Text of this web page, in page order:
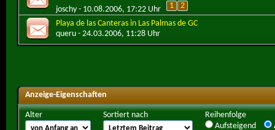
joschy - 10.08.2006, 17:22 Uhr 1
2
Playa de las Canteras in Las Palmas de GC
queru - 24.03.2006, 11:28 Uhr
Anzeige-Eigenschaften
Alter Sortiert nach
Reihenfolge
Aufsteigend